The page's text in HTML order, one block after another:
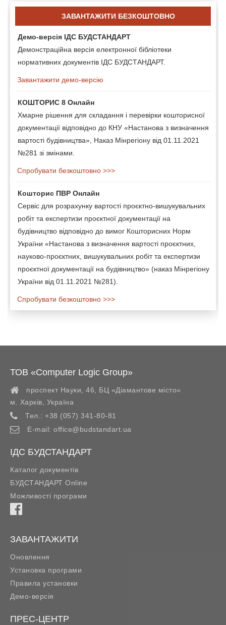
ЗАВАНТАЖИТИ БЕЗКОШТОВНО
Демо-версія ІДС БУДСТАНДАРТ
Демонстраційна версія електронної бібліотеки
нормативних документів ІДС БУДСТАНДАРТ.
Завантажити демо-версію
КОШТОРИС 8 Онлайн
Хмарне рішення для складання і перевірки кошторисної
документації відповідно до КНУ «Настанова з визначення
вартості будівництва», Наказ Мінрегіону від 01.11.2021
№281 зі змінами.
Спробувати безкоштовно >>>
Кошторис ПВР Онлайн
Сервіс для розрахунку вартості проєктно-вишукувальних
робіт та експертизи проєктної документації на
будівництво відповідно до вимог Кошторисних Норм
України «Настанова з визначення вартості проєктних,
науково-проєктних, вишукувальних робіт та експертизи
проєктної документації на будівництво» (наказ Мінрегіону
України від 01.11.2021 №281).
Спробувати безкоштовно >>>
ТОВ «Computer Logic Group»
проспект Науки, 46, БЦ «Діамантове місто»
м. Харків
Україна
Тел.: +38 (057) 341-80-81
E-mail: office@budstandart.ua
ІДС БУДСТАНДАРТ
Каталог документів
БУДСТАНДАРТ Online
Можливості програми
ЗАВАНТАЖИТИ
Оновлення
Установка програми
Правила установки
Демо-версія
ПРЕС-ЦЕНТР